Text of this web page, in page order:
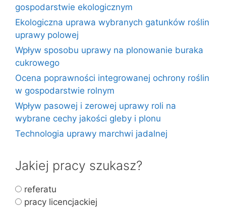
gospodarstwie ekologicznym
Ekologiczna uprawa wybranych gatunków roślin
uprawy polowej
Wpływ sposobu uprawy na plonowanie buraka
cukrowego
Ocena poprawności integrowanej ochrony roślin
w gospodarstwie rolnym
Wpływ pasowej i zerowej uprawy roli na
wybrane cechy jakości gleby i plonu
Technologia uprawy marchwi jadalnej
Jakiej pracy szukasz?
referatu
pracy licencjackiej